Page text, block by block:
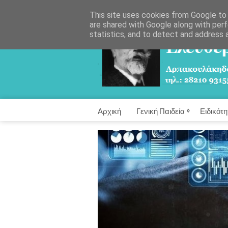
Αρχική Γενική Παιδεία »
This site uses cookies from Google
are shared with Google along with
statistics, and to detect and address